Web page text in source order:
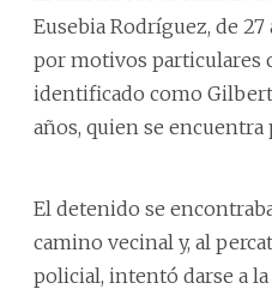
Eusebia Rodríguez, de
por motivos particulares
identificado como
años, quien se encuentra
El detenido se
camino vecinal y, al
policial, intentó darse a